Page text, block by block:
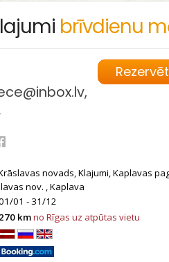
brīvdienu
Rezervēt
,
novads, Klajumi, Kaplavas
nov. , Kaplava
01 - 31/12
270 kmno Rīgas uz atpūtas vietu